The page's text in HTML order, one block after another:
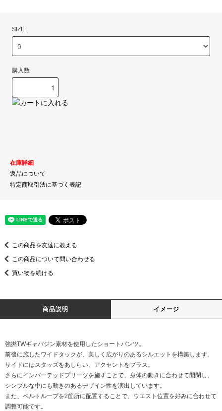
SIZE
購入数
在庫詳細
返品について
特定商取引法に基づく表記
この商品を友達に教える
この商品について問い合わせる
買い物を続ける
商品説明 イメージ
強撚TWギャバジン素材を使用したショートパンツ。
前後に施したワイドタックが、美しく広がりのあるシルエットを構築します。
サイドにはスタッズをあしらい、アクセントをプラス。
さらにインバーテッドプリーツを施すことで、身体の動きに合わせて開閉し、
シンプルな中にも動きのあるデザイン性を演出しています。
また、ベルトループを2箇所に配置することで、ウエスト位置を好みに合わせて
調整可能です。